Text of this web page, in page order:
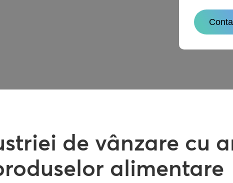
de vânzare cu
alimentare